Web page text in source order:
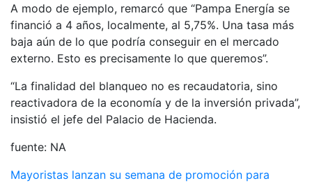
A modo de ejemplo, remarcó que “Pampa Energía se
financió a 4 años, localmente, al 5,75%. Una tasa más
baja aún de lo que podría conseguir en el mercado
externo. Esto es precisamente lo que queremos”.
“La finalidad del blanqueo no es recaudatoria, sino
reactivadora de la economía y de la inversión privada”,
insistió el jefe del Palacio de Hacienda.
fuente: NA
Mayoristas lanzan su semana de promoción para